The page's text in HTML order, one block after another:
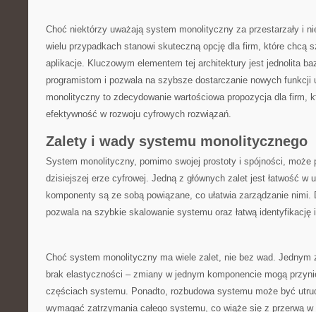
Choć niektórzy uważają system monolityczny za przestarzały i
wielu przypadkach stanowi skuteczną opcję dla firm, które chcą
aplikacje. Kluczowym elementem tej architektury jest jednolita
programistom i pozwala na szybsze dostarczanie nowych
monolityczny to zdecydowanie wartościowa propozycja dla firm,
efektywność w⁣ rozwoju cyfrowych rozwiązań.
Zalety i wady systemu monolitycznego
System monolityczny, pomimo swojej prostoty i spójności, może‍
dzisiejszej erze ⁣cyfrowej. Jedną ‍z głównych zalet jest łatwość w
komponenty są ze sobą powiązane,​ co ułatwia ​zarządzanie
pozwala na szybkie skalowanie systemu oraz łatwą identyfikację
Choć ⁢system monolityczny ma‌ wiele zalet,⁣ nie ⁤bez wad. Jednym​
brak elastyczności – zmiany w jednym komponencie mogą
częściach systemu. Ponadto, rozbudowa ⁤systemu może być
wymagać zatrzymania całego⁢ systemu,⁤ co wiąże się z przerwą w